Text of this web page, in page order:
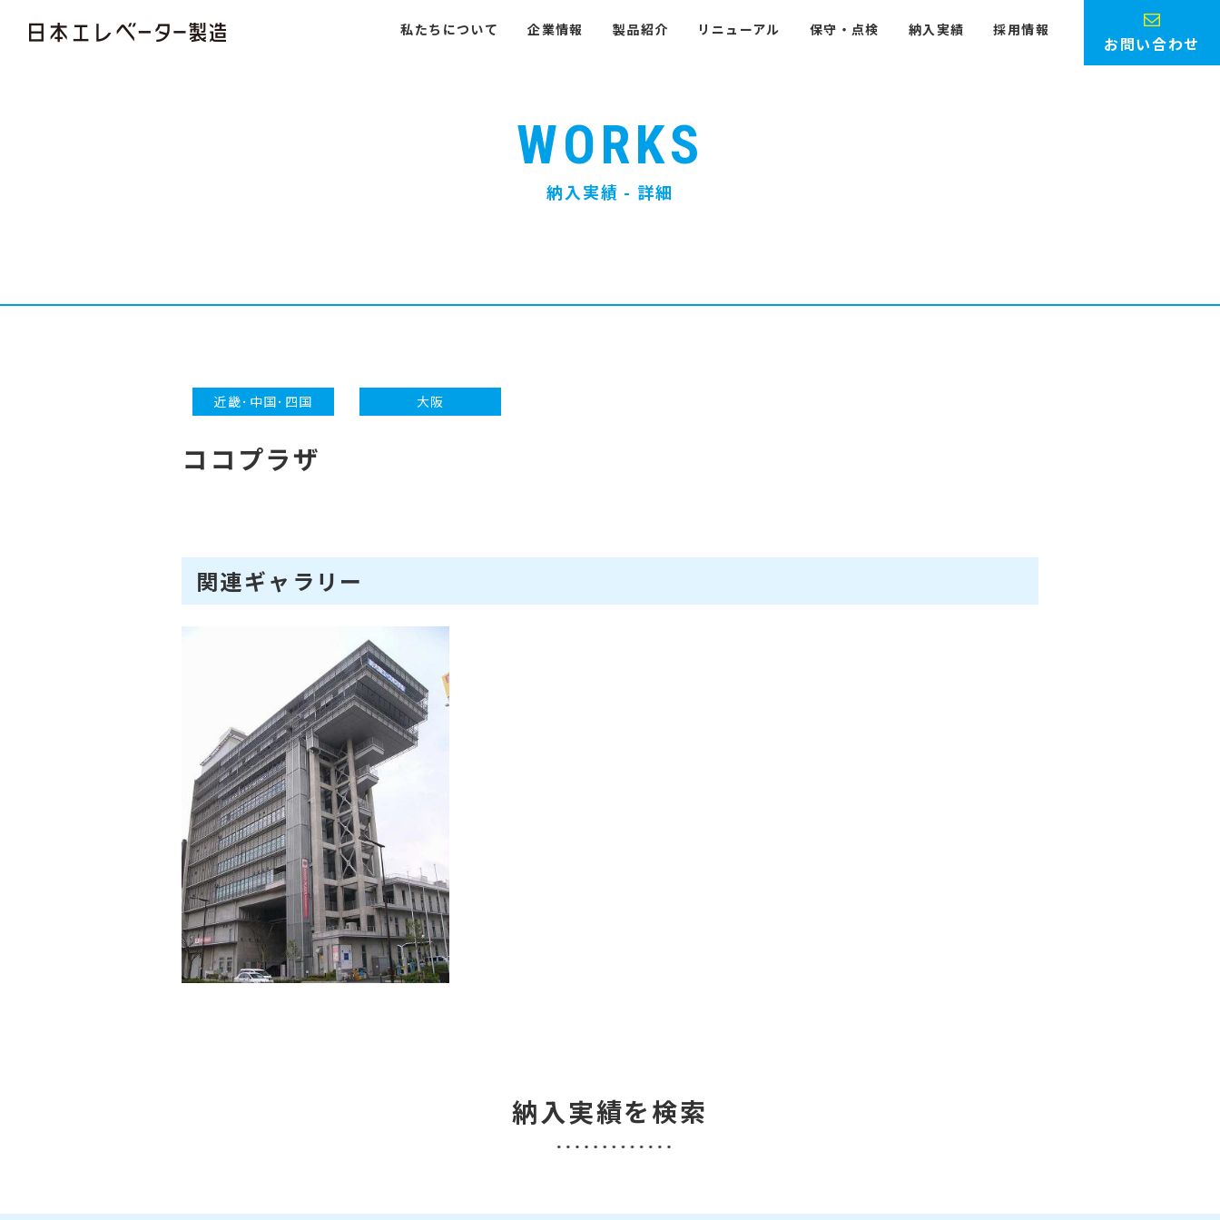
私たちについて 企業情報 製品紹介 リニューアル 保守・点検 納入実績 採用情報
お問い合わせ
WORKS
納入実績 - 詳細
近畿･中国･四国 大阪
ココプラザ
関連ギャラリー
納入実績を検索